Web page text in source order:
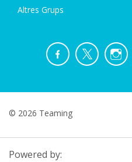
Altres Grups
© 2026 Teaming
Powered by: